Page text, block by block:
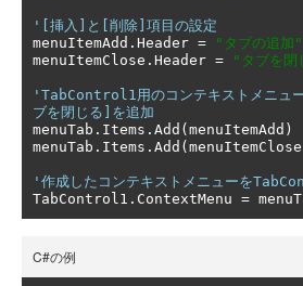
'[挿入]と[削除]項目の設定
menuItemAdd . Header =
"タブの追加"
menuItemClose . Header = "タブを閉
'TabControl1用のコンテキストメニュ
ブを閉じる]を追加
menuTab . Items . Add (menuItemAdd )
menuTab . Items . Add (menuItemClose
'作成したコンテキストメニューを
TabControl1 . ContextMenu =
C#の例